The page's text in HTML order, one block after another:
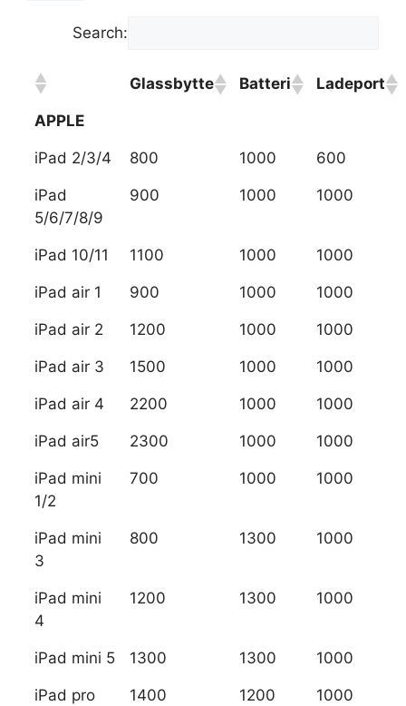
Search:
Glassbytte Batteri Ladeport
APPLE
iPad 2/3/4 800 1000 600
iPad
5/6/7/8/9
900 1000 1000
iPad 10/11 1100 1000 1000
iPad air 1 900 1000 1000
iPad air 2 1200 1000 1000
iPad air 3 1500 1000 1000
iPad air 4 2200 1000 1000
iPad air5 2300 1000 1000
iPad mini
1/2
700 1000 1000
iPad mini
3
800 1300 1000
iPad mini
4
1200 1300 1000
iPad mini 5 1300 1300 1000
iPad pro
1400 1200 1000